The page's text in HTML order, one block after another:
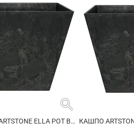
search
КАШПО ARTSTONE ELLA POT BLACK